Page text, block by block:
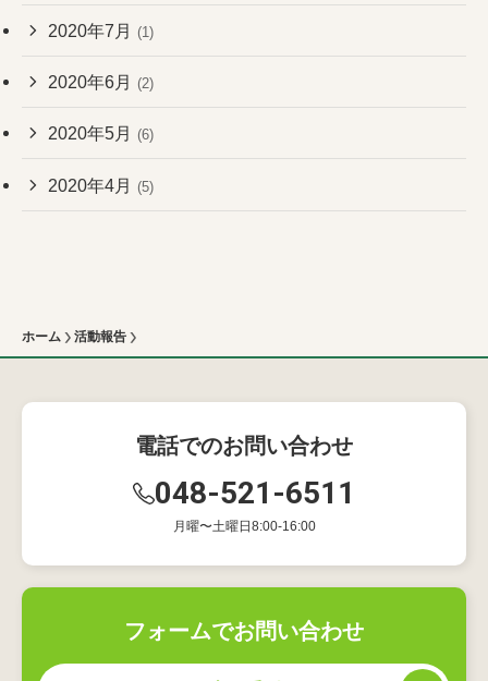
2020年7月 (1)
2020年6月 (2)
2020年5月 (6)
2020年4月 (5)
ホーム 活動報告
電話でのお問い合わせ
048-521-6511
月曜〜土曜日8:00-16:00
フォームでお問い合わせ